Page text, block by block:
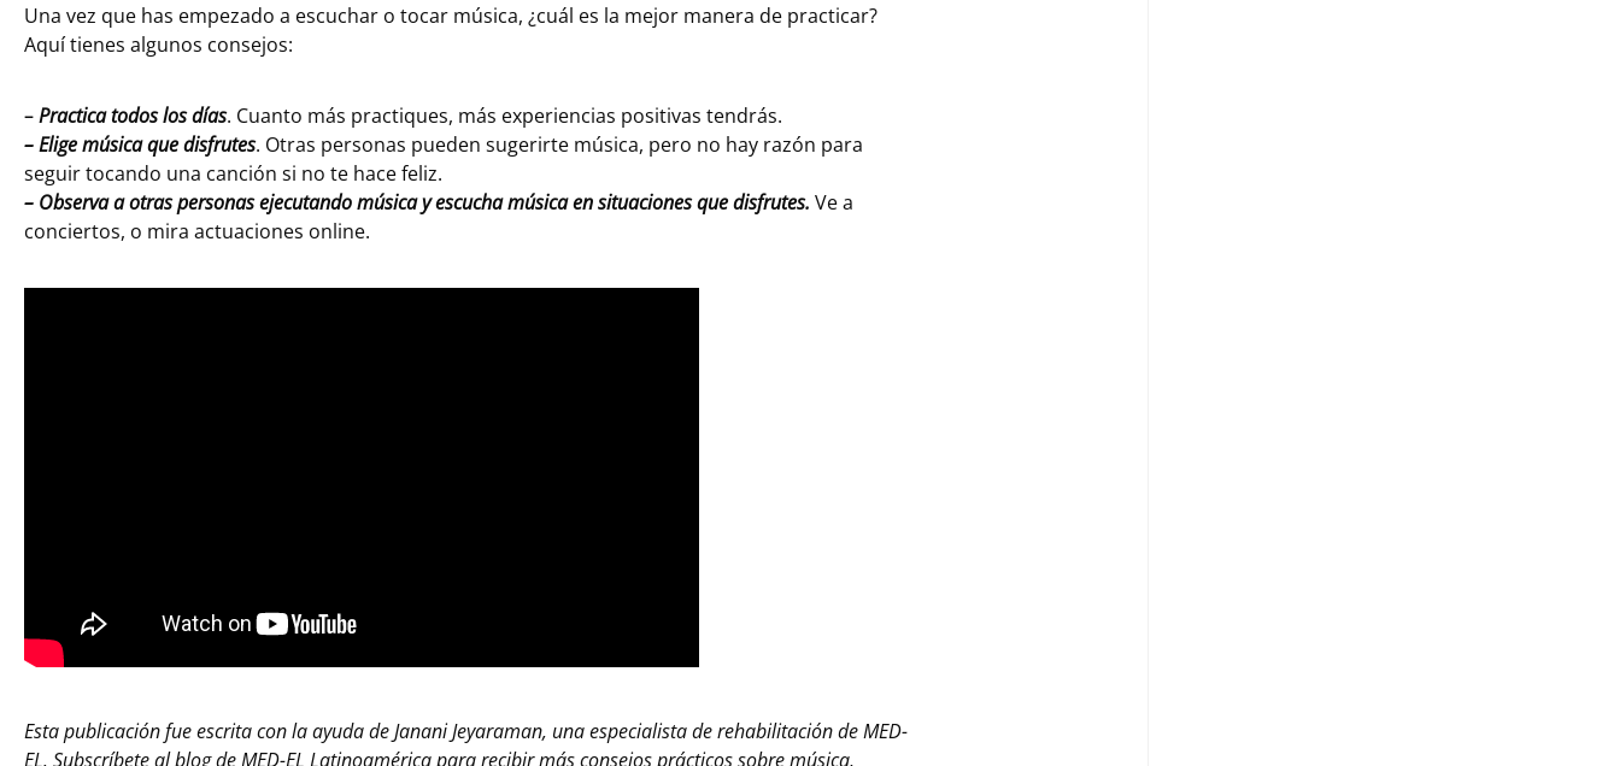
Una vez que has empezado a escuchar o tocar música, ¿cuál es la mejor manera de practicar?
Aquí tienes algunos consejos:
–Practica todos los días. Cuanto más practiques, más experiencias positivas tendrás.
– Elige música que disfrutes. Otras personas pueden sugerirte música, pero no hay razón para
seguir tocando una canción si no te hace feliz.
– Observa a otras personas ejecutando música y escucha música en situaciones que disfrutes. Ve a
conciertos, o mira actuaciones online.
Esta publicación fue escrita con la ayuda de Janani Jeyaraman, una especialista de rehabilitación de MED-
EL. Subscríbete al blog de MED-EL Latinoaméricapara recibir más consejos prácticos sobre música,